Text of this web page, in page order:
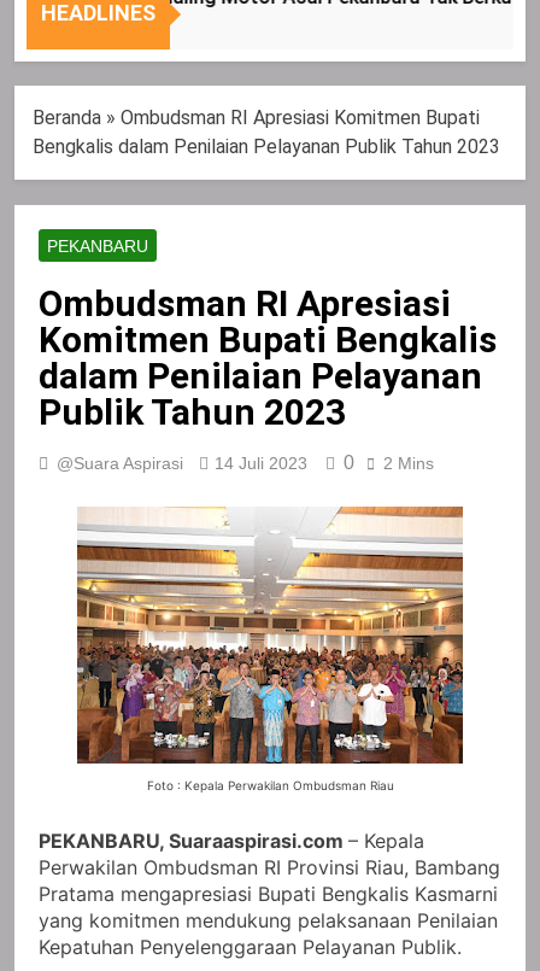
Nasional
Tepat
HEADLINES
Beranda » Ombudsman RI Apresiasi Komitmen Bupati
Bengkalis dalam Penilaian Pelayanan Publik Tahun 2023
PEKANBARU
Ombudsman RI Apresiasi
Komitmen Bupati Bengkalis
dalam Penilaian Pelayanan
Publik Tahun 2023
@Suara Aspirasi 14 Juli 2023 0 2 Mins
Foto : Kepala Perwakilan Ombudsman Riau
PEKANBARU, Suaraaspirasi.com – Kepala
Perwakilan Ombudsman RI Provinsi Riau, Bambang
Pratama mengapresiasi Bupati Bengkalis Kasmarni
yang komitmen mendukung pelaksanaan Penilaian
Kepatuhan Penyelenggaraan Pelayanan Publik.